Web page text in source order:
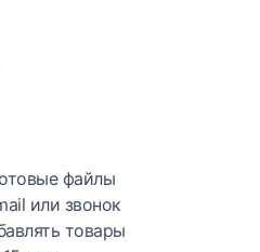
файлы
или звонок
товары